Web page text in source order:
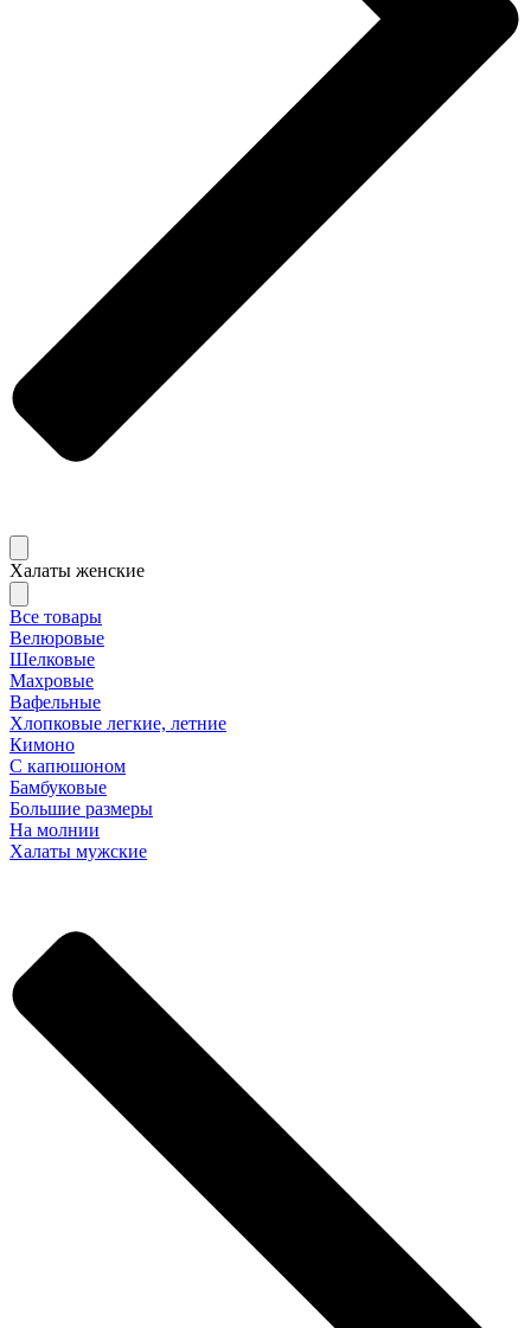
Халаты женские
Все товары
Велюровые
Шелковые
Махровые
Вафельные
Хлопковые легкие, летние
Кимоно
С капюшоном
Бамбуковые
Большие размеры
На молнии
Халаты мужские